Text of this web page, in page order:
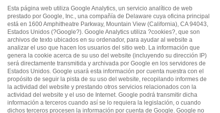
Esta página web utiliza Google Analytics, un servicio analítico de web
prestado por Google, Inc., una compañía de Delaware cuya oficina principal
está en 1600 Amphitheatre Parkway, Mountain View (California), CA 94043,
Estados Unidos (?Google?). Google Analytics utiliza ?cookies?, que son
archivos de texto ubicados en su ordenador, para ayudar al website a
analizar el uso que hacen los usuarios del sitio web. La información que
genera la cookie acerca de su uso del website (incluyendo su dirección IP)
será directamente transmitida y archivada por Google en los servidores de
Estados Unidos. Google usará esta información por cuenta nuestra con el
propósito de seguir la pista de su uso del website, recopilando informes de
la actividad del website y prestando otros servicios relacionados con la
actividad del website y el uso de Internet. Google podrá transmitir dicha
información a terceros cuando así se lo requiera la legislación, o cuando
dichos terceros procesen la información por cuenta de Google. Google no